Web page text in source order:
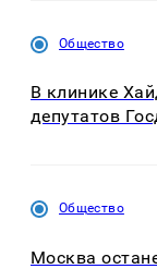
Общество
В клинике
депутатов
Общество
Москва